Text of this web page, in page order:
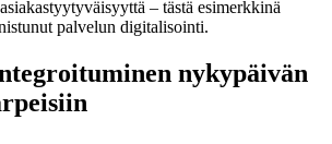
– tästä esimerkkinä
palvelun digitalisointi.
nykypäivän